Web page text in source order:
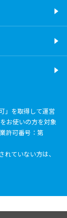
」を取得して運営
お使いの方を対象
許可番号：第
ていない方は、